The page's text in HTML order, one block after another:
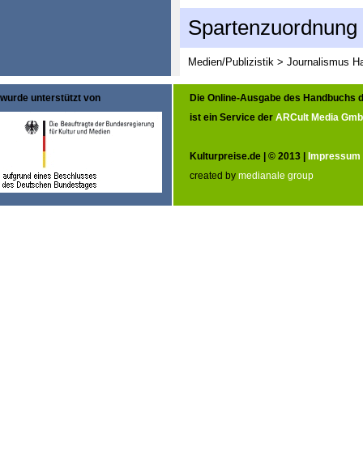
Spartenzuordnung
Medien/Publizistik > Journalismus
wurde unterstützt von
Die Online-Ausgabe des Handbuchs
ist ein Service der ARCult Media
Kulturpreise.de | © 2013 | Impressum
created by medianale group